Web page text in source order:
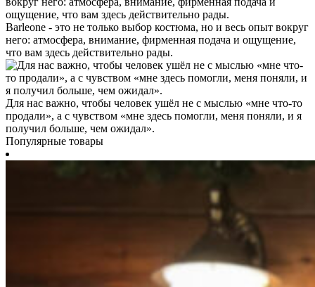
Barleone - это не только выбор костюма, но и весь опыт вокруг
него: атмосфера, внимание, фирменная подача и ощущение,
что вам здесь действительно рады.
Для нас важно, чтобы человек ушёл не с мыслью «мне что-то
продали», а с чувством «мне здесь помогли, меня поняли, и я
получил больше, чем ожидал».
Популярные товары